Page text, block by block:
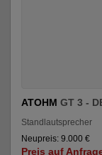
ATOHM GT 3 -
Standlautsprecher
Neupreis: 9.000 €
Preis auf